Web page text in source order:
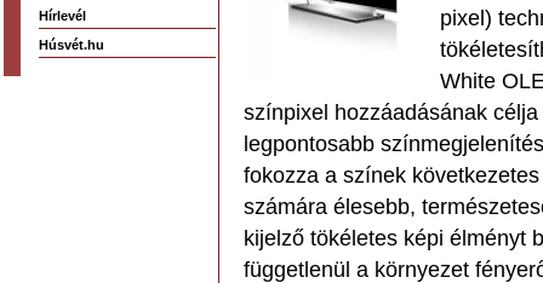
Hírlevél
Húsvét.hu
pixel)
White
színpixel hozzáadásának
legpontosabb
fokozza a színek
számára élesebb,
kijelző tökéletes képi élményt
függetlenül a környezet